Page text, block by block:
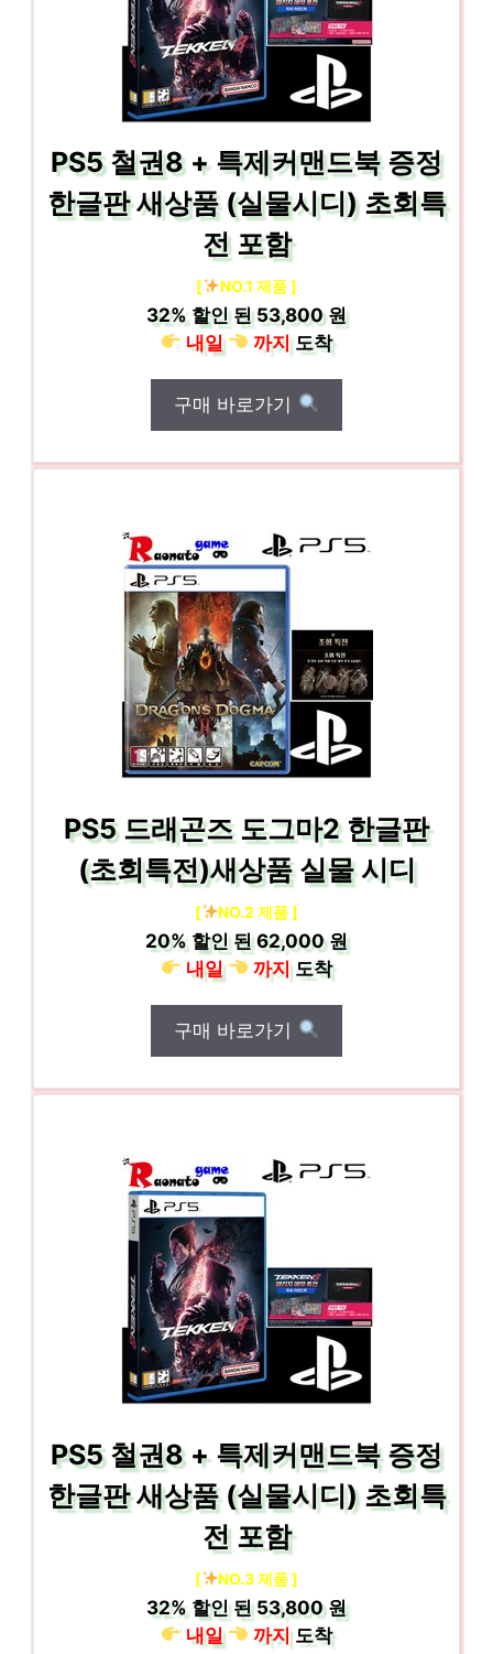
PS5 철권8 + 특제커맨드북 증정
한글판 새상품 (실물시디) 초회특
전 포함
[ NO.1 제품 ]
32% 할인 된53,800 원
내일
까지도착
구매 바로가기
PS5 드래곤즈 도그마2 한글판
(초회특전)새상품 실물 시디
[ NO.2 제품 ]
20% 할인 된62,000 원
내일
까지도착
구매 바로가기
PS5 철권8 + 특제커맨드북 증정
한글판 새상품 (실물시디) 초회특
전 포함
[ NO.3 제품 ]
32% 할인 된53,800 원
내일
까지도착